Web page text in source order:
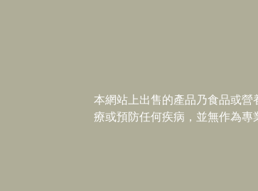
本網站上出售的產品乃食品或
療或預防任何疾病，並無作為專